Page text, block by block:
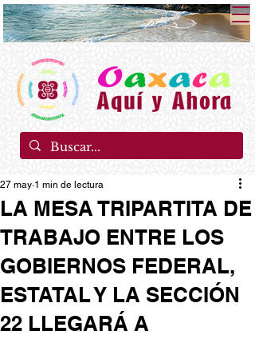
LA MESA TRIPARTITA DE
TRABAJO ENTRE LOS
GOBIERNOS FEDERAL,
ESTATAL Y LA SECCIÓN
22 LLEGARÁ A
27 may 1 min de lectura